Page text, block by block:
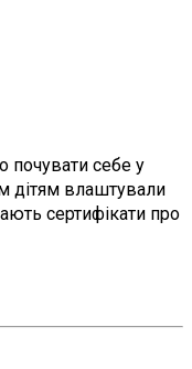
почувати себе у
дітям влаштували
сертифікати про